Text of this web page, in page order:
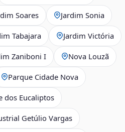
Soares Jardim Sonia
Tabajara Jardim Victória
Zaniboni I Nova Louzã
Parque Cidade Nova
dos Eucaliptos
Getúlio Vargas